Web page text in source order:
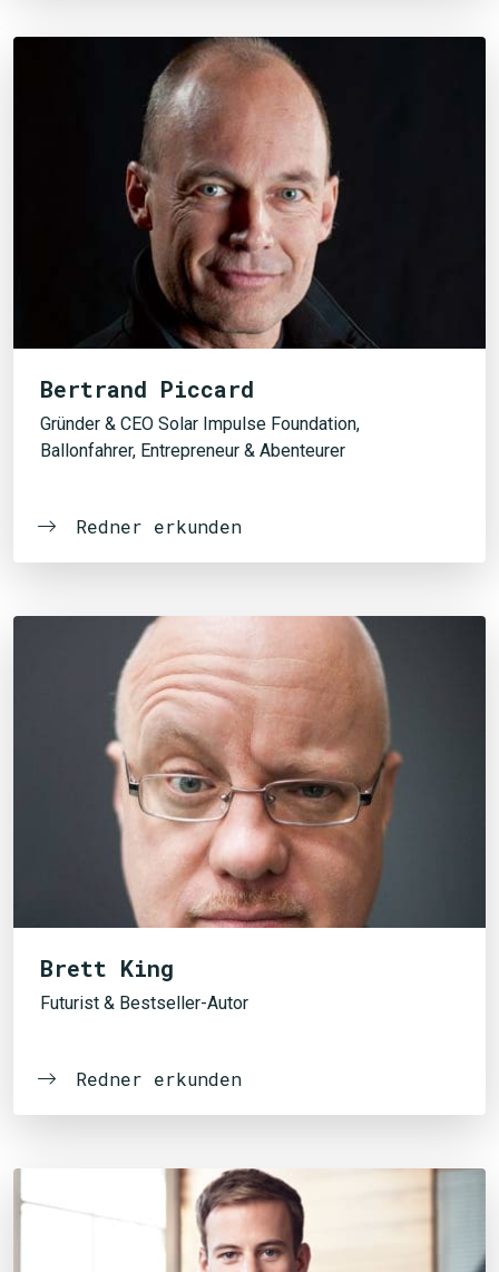
Bertrand Piccard
Gründer & CEO Solar Impulse Foundation,
Ballonfahrer, Entrepreneur & Abenteurer
Redner erkunden
Brett King
Futurist & Bestseller-Autor
Redner erkunden